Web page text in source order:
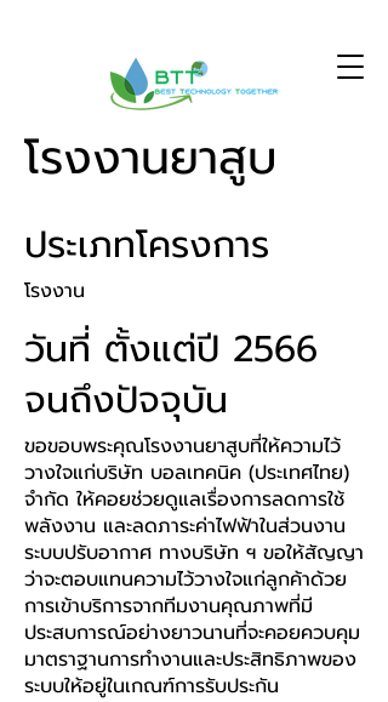
โรงงานยาสูบ
ประเภทโครงการ
โรงงาน
วันที่ ตั้งแต่ปี 2566
จนถึงปัจจุบัน
ขอขอบพระคุณโรงงานยาสูบที่ให้ความไว้
วางใจแก่บริษัท บอลเทคนิค (ประเทศไทย)
จำกัด ให้คอยช่วยดูแลเรื่องการลดการใช้
พลังงาน และลดภาระค่าไฟฟ้าในส่วนงาน
ระบบปรับอากาศ ทางบริษัท ฯ ขอให้สัญญา
ว่าจะตอบแทนความไว้วางใจแก่ลูกค้าด้วย
การเข้าบริการจากทีมงานคุณภาพที่มี
ประสบการณ์อย่างยาวนานที่จะคอยควบคุม
มาตราฐานการทำงานและประสิทธิภาพของ
ระบบให้อยู่ในเกณฑ์การรับประกัน